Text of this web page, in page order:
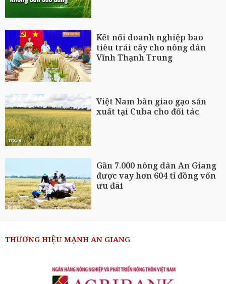
Kết nối doanh nghiệp bao
tiêu trái cây cho nông dân
Vĩnh Thạnh Trung
Việt Nam bàn giao gạo sản
xuất tại Cuba cho đối tác
Gần 7.000 nông dân An Giang
được vay hơn 604 tỉ đồng vốn
ưu đãi
THƯƠNG HIỆU MẠNH AN GIANG